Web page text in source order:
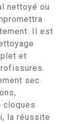
nettoyé ou
Il est
et
sec
cloques
la réussite